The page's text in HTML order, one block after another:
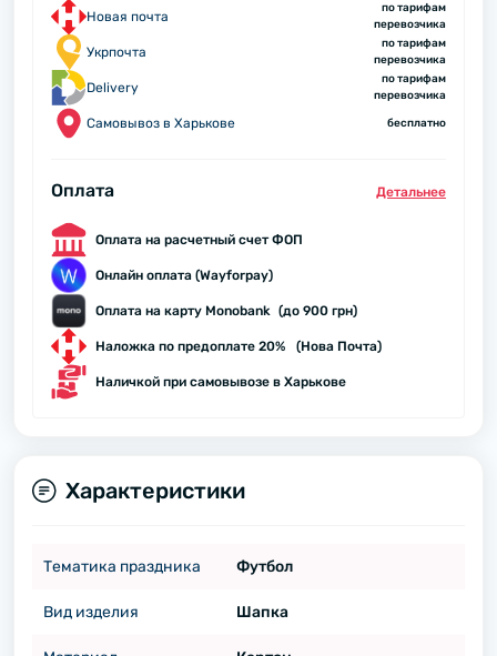
Новая почта
по тарифам
перевозчика
Укрпочта
по тарифам
перевозчика
Delivery
по тарифам
перевозчика
Самовывоз в Харькове бесплатно
Оплата Детальнее
Оплата на расчетный счет ФОП
Онлайн оплата (Wayforpay)
Оплата на карту Monobank (до 900 грн)
Наложка по предоплате 20% (Нова Почта)
Наличкой при самовывозе в Харькове
Характеристики
Тематика праздника Футбол
Вид изделия Шапка